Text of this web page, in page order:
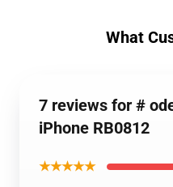
What
7 reviews for #
iPhone RB0812
★★★★★